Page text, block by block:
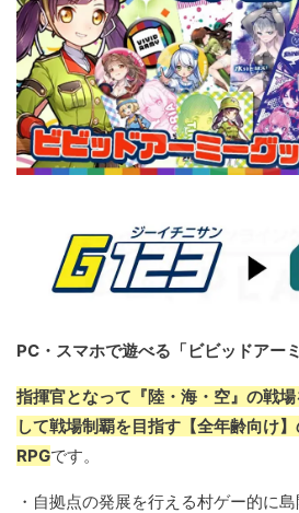
PC・スマホで遊べる「ビビッドアー
指揮官となって『陸・海・空』の戦
して戦場制覇を目指す【全年齢向け
RPGです。
・自拠点の発展を行える村ゲー的に